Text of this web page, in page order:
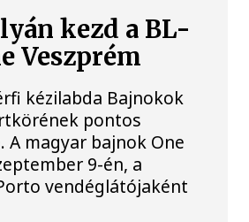
kezd a BL-
Veszprém
kézilabda Bajnokok
pontos
A magyar bajnok One
9-én, a
vendéglátójaként